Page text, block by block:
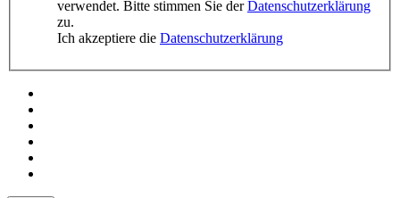
verwendet. Bitte stimmen Sie derDatenschutzerklärung
zu.
Ich akzeptiere die Datenschutzerklärung